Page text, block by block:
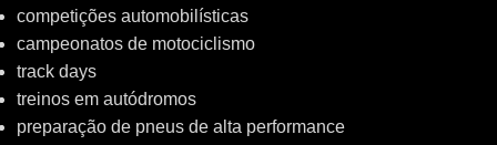
competições automobilísticas
campeonatos de motociclismo
track days
treinos em autódromos
preparação de pneus de alta performance